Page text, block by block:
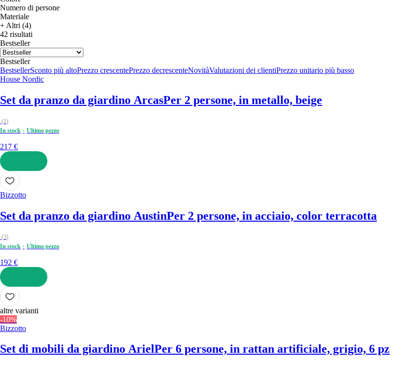
Numero di persone
Materiale
+ Altri (4)
42 risultati
Bestseller
Bestseller
BestsellerSconto più altoPrezzo crescentePrezzo decrescenteNovitàValutazioni dei clientiPrezzo unitario più basso
House Nordic
Set da pranzo da giardino ArcasPer 2 persone, in metallo, beige
(1)
In stock
Ultimo pezzo
217 €
AGGIUNGI
Bizzotto
Set da pranzo da giardino AustinPer 2 persone, in acciaio, color terracotta
(3)
In stock
Ultimo pezzo
192 €
AGGIUNGI
altre varianti
-10%
Bizzotto
Set di mobili da giardino ArielPer 6 persone, in rattan artificiale, grigio, 6 pz